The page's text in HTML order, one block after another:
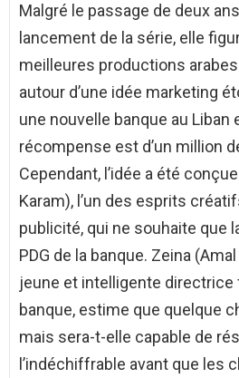
Malgré le passage de deux
lancement de la série, elle
meilleures productions
autour d’une idée marketing
une nouvelle banque au Liban
récompense est d’un million
Cependant, l’idée a été
Karam), l’un des esprits
publicité, qui ne souhaite que
PDG de la banque. Zeina
jeune et intelligente
banque, estime que quelque
mais sera-t-elle capable de
l’indéchiffrable avant que les